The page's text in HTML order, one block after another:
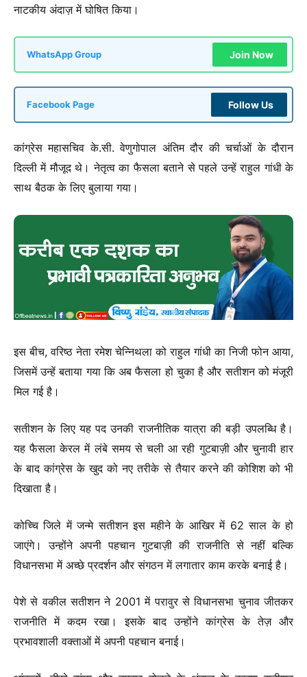
नाटकीय अंदाज़ में घोषित किया।
WhatsApp Group Join Now
Facebook Page Follow Us
कांग्रेस महासचिव के.सी. वेणुगोपाल अंतिम दौर की चर्चाओं के दौरान
दिल्ली में मौजूद थे। नेतृत्व का फैसला बताने से पहले उन्हें राहुल गांधी के
साथ बैठक के लिए बुलाया गया।
इस बीच, वरिष्ठ नेता रमेश चेन्निथला को राहुल गांधी का निजी फोन आया,
जिसमें उन्हें बताया गया कि अब फैसला हो चुका है और सतीशन को मंजूरी
मिल गई है।
सतीशन के लिए यह पद उनकी राजनीतिक यात्रा की बड़ी उपलब्धि है।
यह फैसला केरल में लंबे समय से चली आ रही गुटबाज़ी और चुनावी हार
के बाद कांग्रेस के खुद को नए तरीके से तैयार करने की कोशिश को भी
दिखाता है।
कोच्चि जिले में जन्मे सतीशन इस महीने के आखिर में 62 साल के हो
जाएंगे। उन्होंने अपनी पहचान गुटबाज़ी की राजनीति से नहीं बल्कि
विधानसभा में अच्छे प्रदर्शन और संगठन में लगातार काम करके बनाई है।
पेशे से वकील सतीशन ने 2001 में परावुर से विधानसभा चुनाव जीतकर
राजनीति में कदम रखा। इसके बाद उन्होंने कांग्रेस के तेज़ और
प्रभावशाली वक्ताओं में अपनी पहचान बनाई।